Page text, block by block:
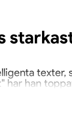
har han
Turnén